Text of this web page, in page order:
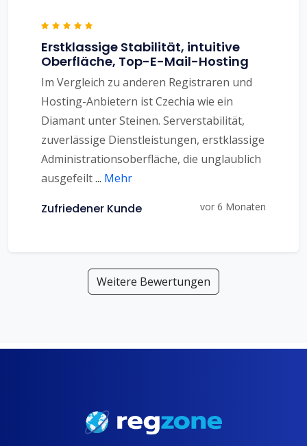
Erstklassige Stabilität, intuitive
Oberfläche, Top-E-Mail-Hosting
Im Vergleich zu anderen Registraren und
Hosting-Anbietern ist Czechia wie ein
Diamant unter Steinen. Serverstabilität,
zuverlässige Dienstleistungen, erstklassige
Administrationsoberfläche, die unglaublich
ausgefeilt... Mehr
Zufriedener Kunde vor 6 Monaten
Weitere Bewertungen